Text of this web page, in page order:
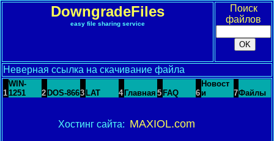
DowngradeFiles
easy file sharing service
Поиск
файлов
Неверная ссылка на скачивание файла
1
WIN-
1251
2 DOS-8663 LAT 4 Главная 5 FAQ 6
Новост
и
7Файлы
Хостинг сайта: MAXIOL.com